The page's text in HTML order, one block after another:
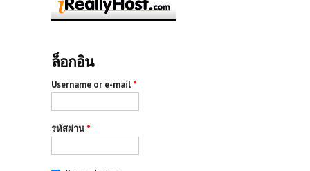
ล็อกอิน
Username or e-mail *
รหัสผ่าน *